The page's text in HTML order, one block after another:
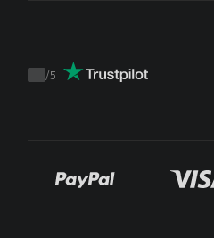
Trustpilot
/5